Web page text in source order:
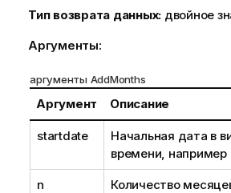
Тип возврата данных: двойное
Аргументы:
аргументы AddMonths
Аргумент Описание
startdate
Начальная дата в
времени, например
n
Количество